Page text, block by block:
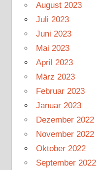
August 2023
Juli 2023
Juni 2023
Mai 2023
April 2023
März 2023
Februar 2023
Januar 2023
Dezember 2022
November 2022
Oktober 2022
September 2022